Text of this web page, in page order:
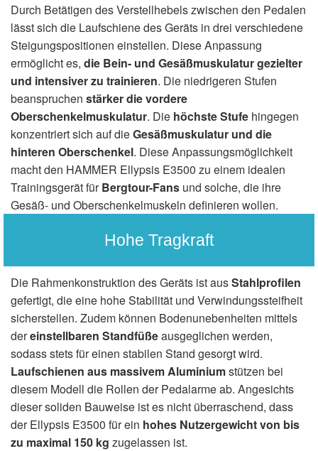
Durch Betätigen des Verstellhebels zwischen den Pedalen
lässt sich die Laufschiene des Geräts in drei verschiedene
Steigungspositionen einstellen. Diese Anpassung
ermöglicht es, die Bein- und Gesäßmuskulatur gezielter
und intensiver zu trainieren. Die niedrigeren Stufen
beanspruchen stärker die vordere
Oberschenkelmuskulatur. Die höchste Stufe hingegen
konzentriert sich auf dieGesäßmuskulatur und die
hinteren Oberschenkel. Diese Anpassungsmöglichkeit
macht den HAMMER Ellypsis E3500 zu einem idealen
Trainingsgerät fürBergtour-Fans und solche, die ihre
Gesäß- und Oberschenkelmuskeln definieren wollen.
Hohe Tragkraft
Die Rahmenkonstruktion des Geräts ist ausStahlprofilen
gefertigt, die eine hohe Stabilität und Verwindungssteifheit
sicherstellen. Zudem können Bodenunebenheiten mittels
dereinstellbaren Standfüßeausgeglichen werden,
sodass stets für einen stabilen Stand gesorgt wird.
Laufschienen aus massivem Aluminiumstützen bei
diesem Modell die Rollen der Pedalarme ab. Angesichts
dieser soliden Bauweise ist es nicht überraschend, dass
der Ellypsis E3500 für ein hohes Nutzergewicht von bis
zu maximal 150 kg zugelassen ist.